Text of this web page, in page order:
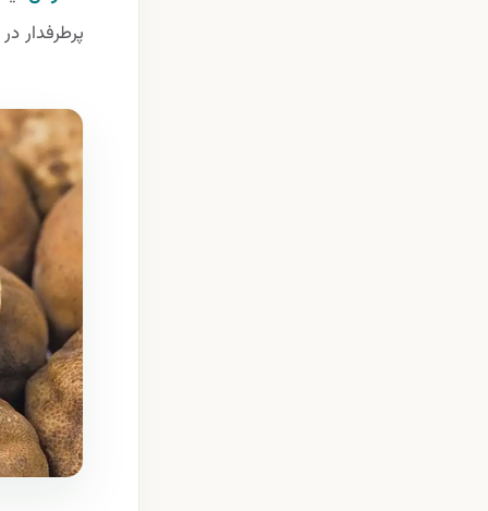
پرطرفدار